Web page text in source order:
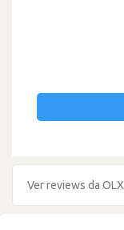
Ver reviews da OLX